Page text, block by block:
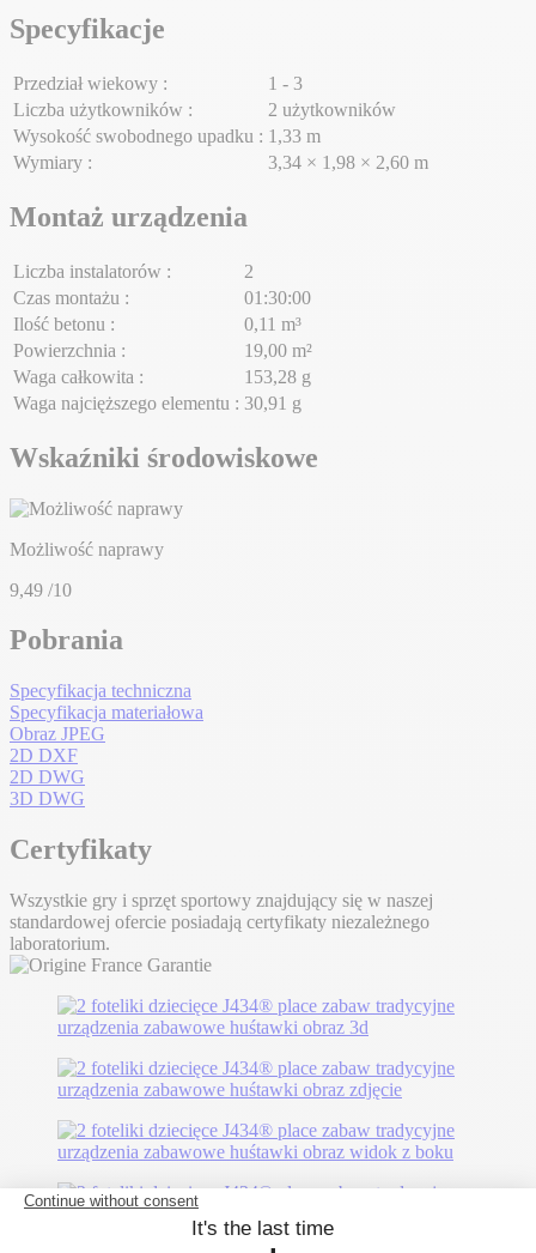
Specyfikacje
Przedział wiekowy :
1 - 3
Liczba użytkowników :
2 użytkowników
Wysokość swobodnego upadku : 1,33 m
Wymiary :
3,34 × 1,98 × 2,60 m
Montaż urządzenia
Liczba instalatorów :
2
Czas montażu :
01:30:00
Ilość betonu :
0,11 m³
Powierzchnia :
19,00 m²
Waga całkowita :
153,28 g
Waga najcięższego elementu : 30,91 g
Wskaźniki środowiskowe
Możliwość naprawy
9,49 /10
Pobrania
Specyfikacja techniczna
Specyfikacja materiałowa
Obraz JPEG
2D DXF
2D DWG
3D DWG
Certyfikaty
Wszystkie gry i sprzęt sportowy znajdujący się w naszej
standardowej ofercie posiadają certyfikaty niezależnego
laboratorium.